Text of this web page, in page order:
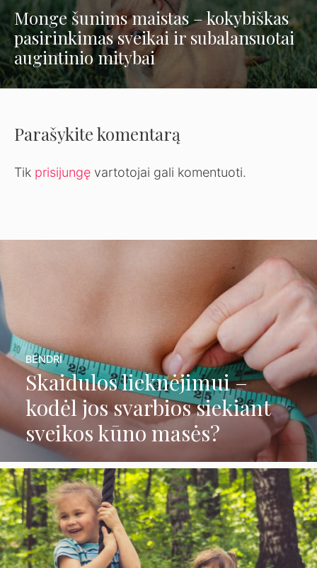
Monge šunims maistas – kokybiškas
pasirinkimas sveikai ir subalansuotai
augintinio mitybai
Parašykite komentarą
Tik prisijungę vartotojai gali komentuoti.
Skaidulos lieknėjimui –
kodėl jos svarbios siekiant
sveikos kūno masės?
BENDRI